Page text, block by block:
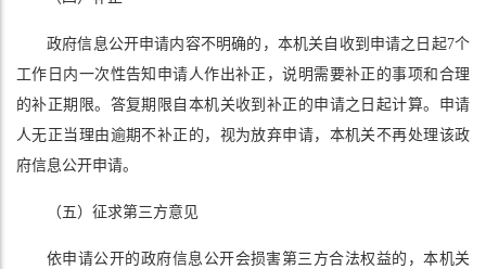
政府信息公开申请内容不明确的，本机关自收到申请之日起7个
工作日内一次性告知申请人作出补正，说明需要补正的事项和合理
的补正期限。答复期限自本机关收到补正的申请之日起计算。申请
人无正当理由逾期不补正的，视为放弃申请，本机关不再处理该政
府信息公开申请。
（五）征求第三方意见
依申请公开的政府信息公开会损害第三方合法权益的，本机关